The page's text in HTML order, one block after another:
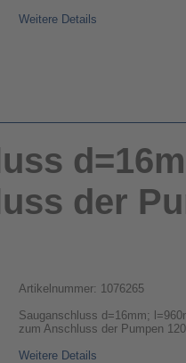
Weitere Details
der
Artikelnummer: 1076265
Sauganschluss d=16mm;
zum Anschluss der Pumpen
Weitere Details